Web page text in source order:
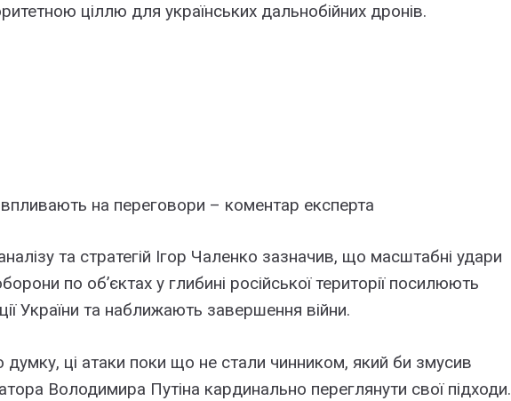
ціллю для українських дальнобійних дронів.
впливають на переговори – коментар експерта
та стратегій Ігор Чаленко зазначив, що масштабні удари
по об’єктах у глибині російської території посилюють
України та наближають завершення війни.
думку, ці атаки поки що не стали чинником, який би змусив
Володимира Путіна кардинально переглянути свої підходи.